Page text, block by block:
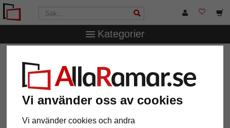
Vi använder oss av cookies
Vi använder cookies och andra
Kategorier
Barlovento efter mått
Träram Barlovento efter mått